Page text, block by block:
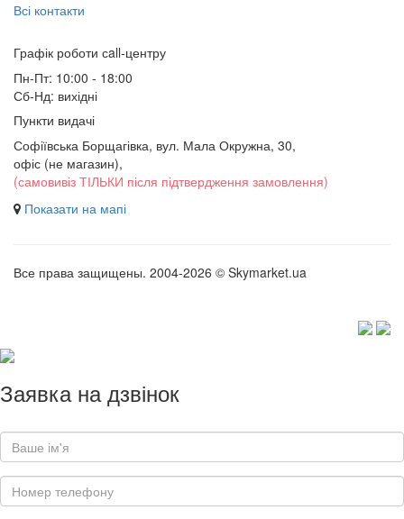
Всі контакти
Графік роботи сall-центру
Пн-Пт: 10:00 - 18:00
Сб-Нд: вихідні
Пункти видачі
Софіївська Борщагівка, вул. Мала Окружна, 30,
офіс (не магазин),
(самовивіз ТІЛЬКИ після підтвердження замовлення)
Показати на мапі
Все права защищены. 2004-2026 © Skymarket.ua
Заявка на дзвінок